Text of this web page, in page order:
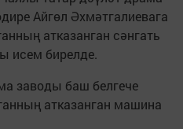
Айгөл Әхмәтгалиевага
атказанган сәнгать
исем бирелде.
заводы баш белгече
атказанган машина